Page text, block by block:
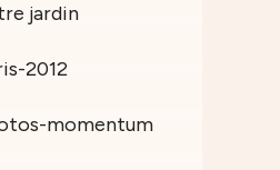
jardin
2012
momentum